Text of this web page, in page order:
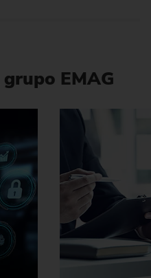
grupo EMAG